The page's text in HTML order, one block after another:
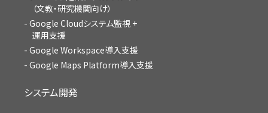
（文教・研究機関向け）
Google Cloudシステム監視 +
運用支援
Google Workspace導入支援
Google Maps Platform導入支援
システム開発